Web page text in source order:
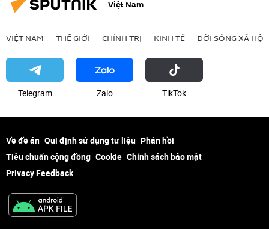
Việt Nam
VIỆT NAM THẾ GIỚI CHÍNH TRỊ KINH TẾ ĐỜI SỐNG XÃ HỘI
Telegram Zalo ТikТоk
Về đề án Qui định sử dụng tư liệu Phản hồi
Tiêu chuẩn cộng đồng Cookie Chính sách bảo mật
Privacy Feedback